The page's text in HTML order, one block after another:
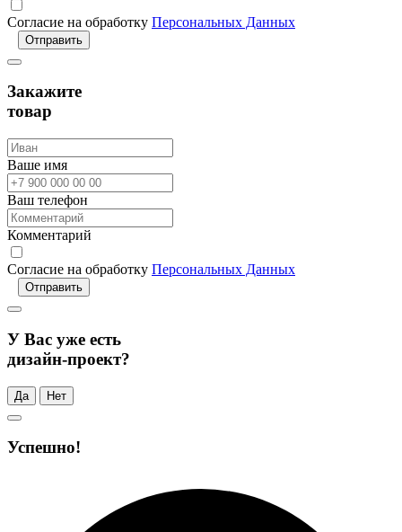
Согласие на обработку Персональных Данных
Отправить
Закажите
товар
Ваше имя
Ваш телефон
Комментарий
Согласие на обработку Персональных Данных
Отправить
У Вас уже есть
дизайн-проект?
Да Нет
Успешно!